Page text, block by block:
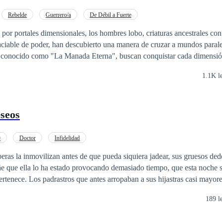
Rebelde Guerrero/a De Débil a Fuerte
portales dimensionales, los hombres lobo, criaturas ancestrales
de poder, han descubierto una manera de cruzar a mundos
como "La Manada Eterna", buscan conquistar cada
como "Los Guardianes del Velo", ha descubierto el secreto de los
el inesperado aliado de los humanos. A medida que las fronteras entre los
forma de coexistencia, o el destino de todos los mundos será
1.1K
Doctor Infidelidad
la inmovilizan antes de que pueda siquiera jadear, sus gruesos
que ella lo ha estado provocando demasiado tiempo, que esta
Los padrastros que antes arropaban a sus hijastras casi
con embestidas crudas y posesivas que prometen inundar úteros
189